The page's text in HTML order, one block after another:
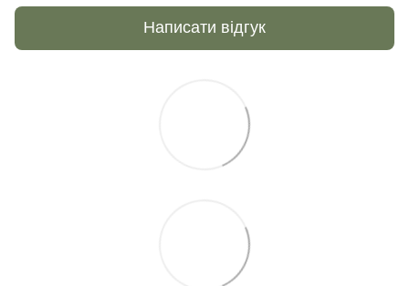
Написати відгук